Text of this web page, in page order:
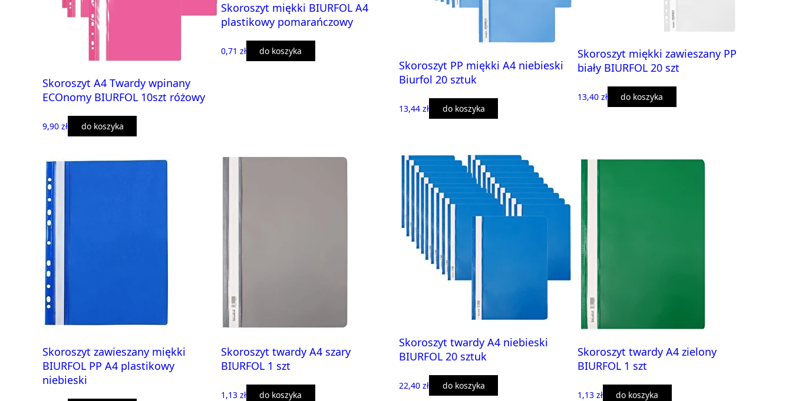
Skoroszyt A4 Twardy wpinany
ECOnomy BIURFOL 10szt różowy
9,90 zł do koszyka
Skoroszyt miękki BIURFOL A4
plastikowy pomarańczowy
0,71 zł do koszyka
Skoroszyt PP miękki A4 niebieski
Biurfol 20 sztuk
13,44 zł do koszyka
Skoroszyt miękki zawieszany PP
biały BIURFOL 20 szt
13,40 zł do koszyka
Skoroszyt zawieszany miękki
BIURFOL PP A4 plastikowy
niebieski
Skoroszyt twardy A4 szary
BIURFOL 1 szt
1,13 zł do koszyka
Skoroszyt twardy A4 niebieski
BIURFOL 20 sztuk
22,40 zł do koszyka
Skoroszyt twardy A4 zielony
BIURFOL 1 szt
1,13 zł do koszyka